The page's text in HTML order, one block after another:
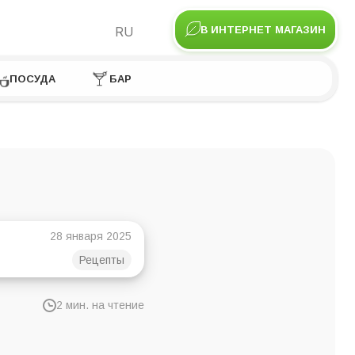
RU В ИНТЕРНЕТ МАГАЗИН
ПОСУДА БАР
28 января 2025
Рецепты
2 мин. на чтение